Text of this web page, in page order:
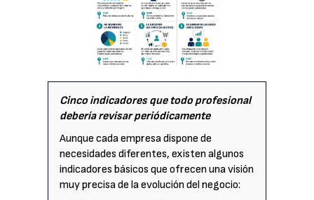
Cinco indicadores que todo profesional
debería revisar periódicamente
Aunque cada empresa dispone de
necesidades diferentes, existen algunos
indicadores básicos que ofrecen una visión
muy precisa de la evolución del negocio: